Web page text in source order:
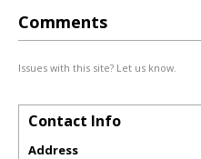
Comments
Issues with this site? Let us know.
Contact Info
Address